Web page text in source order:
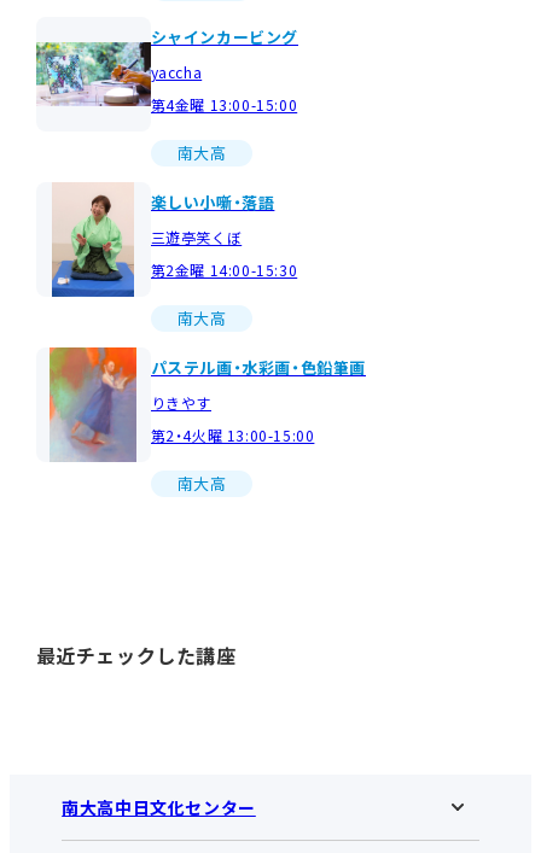
シャインカービング
yaccha
第4金曜 13:00-15:00
南大高
楽しい小噺・落語
三遊亭笑くぼ
第2金曜 14:00-15:30
南大高
パステル画・水彩画・色鉛筆画
りきやす
第2・4火曜 13:00-15:00
南大高
最近チェックした講座
南大高中日文化センター